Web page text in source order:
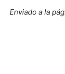
Enviado a la